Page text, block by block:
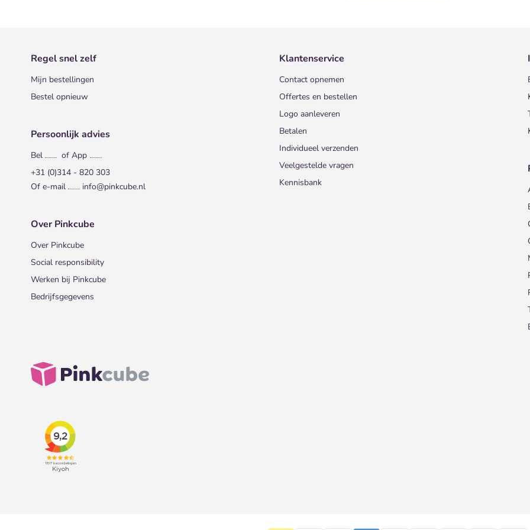
Regel snel zelf
Mijn bestellingen
Bestel opnieuw
Persoonlijk advies
Bel
of App
+31 (0)314 - 820 303
Of e-mail
info@pinkcube.nl
Over Pinkcube
Over Pinkcube
Social responsibility
Werken bij Pinkcube
Bedrijfsgegevens
Klantenservice
Contact opnemen
Offertes en bestellen
Logo aanleveren
Betalen
Individueel verzenden
Veelgestelde vragen
Kennisbank